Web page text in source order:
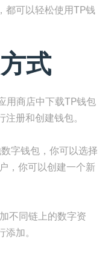
都可以轻松使用TP钱
式
用商店中下载TP钱包
册和创建钱包。
字钱包，你可以选择
，你可以创建一个新
不同链上的数字资
加。